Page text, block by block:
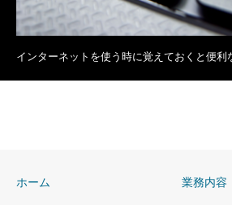
インターネットを使う時に覚えておくと便利
ホーム 業務内容